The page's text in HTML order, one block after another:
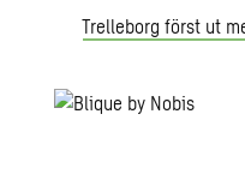
Trelleborg först ut